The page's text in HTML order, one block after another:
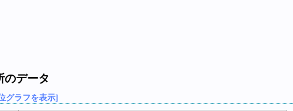
のデータ
グラフを表示]